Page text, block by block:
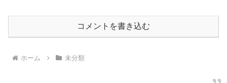
コメントを書き込む
ホーム 未分類